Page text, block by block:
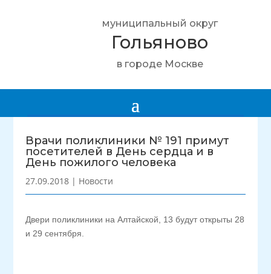
муниципальный округ
Гольяново
в городе Москве
Врачи поликлиники № 191 примут
посетителей в День сердца и в
День пожилого человека
27.09.2018 | Новости
Двери поликлиники на Алтайской, 13 будут открыты 28
и 29 сентября.